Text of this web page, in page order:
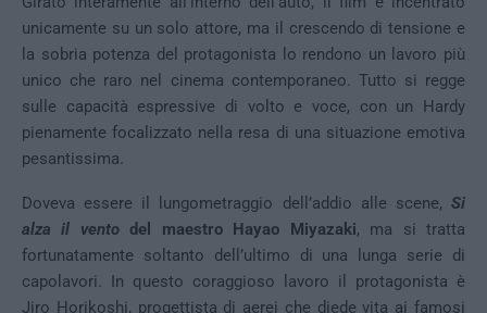
unicamente su un solo attore, ma il crescendo di tensione e
la sobria potenza del protagonista lo rendono un lavoro più
unico che raro nel cinema contemporaneo. Tutto si regge
sulle capacità espressive di volto e voce, con un Hardy
pienamente focalizzato nella resa di una situazione emotiva
pesantissima.
Doveva essere il lungometraggio dell’addio alle scene, Si
alza il ventodel maestro Hayao Miyazaki, ma si tratta
fortunatamente soltanto dell’ultimo di una lunga serie di
capolavori. In questo coraggioso lavoro il protagonista è
Jiro Horikoshi, progettista di aerei che diede vita ai famosi